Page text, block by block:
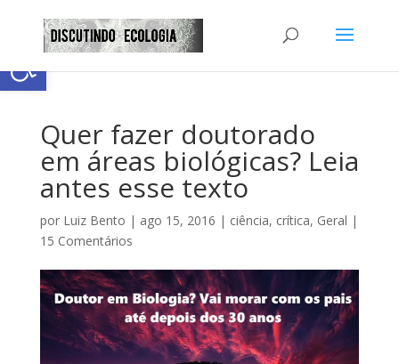
Abrir a barra de ferramentas
Quer fazer doutorado
em áreas biológicas? Leia
antes esse texto
por Luiz Bento | ago 15, 2016 | ciência, crítica, Geral |
15 Comentários